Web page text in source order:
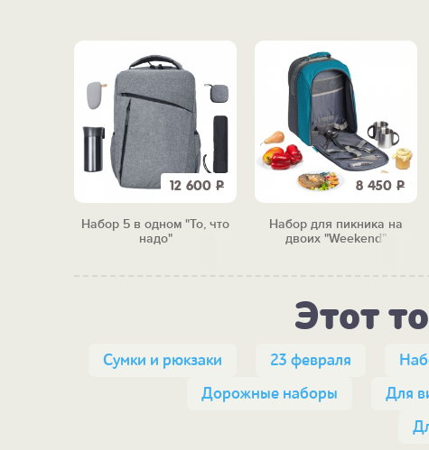
12 600 Р
Набор 5 в одном "То, что
надо"
8 450 Р
Набор для пикника на
двоих "Weekend"
Этот
Сумки и рюкзаки 23 февраля
Дорожные наборы
Для